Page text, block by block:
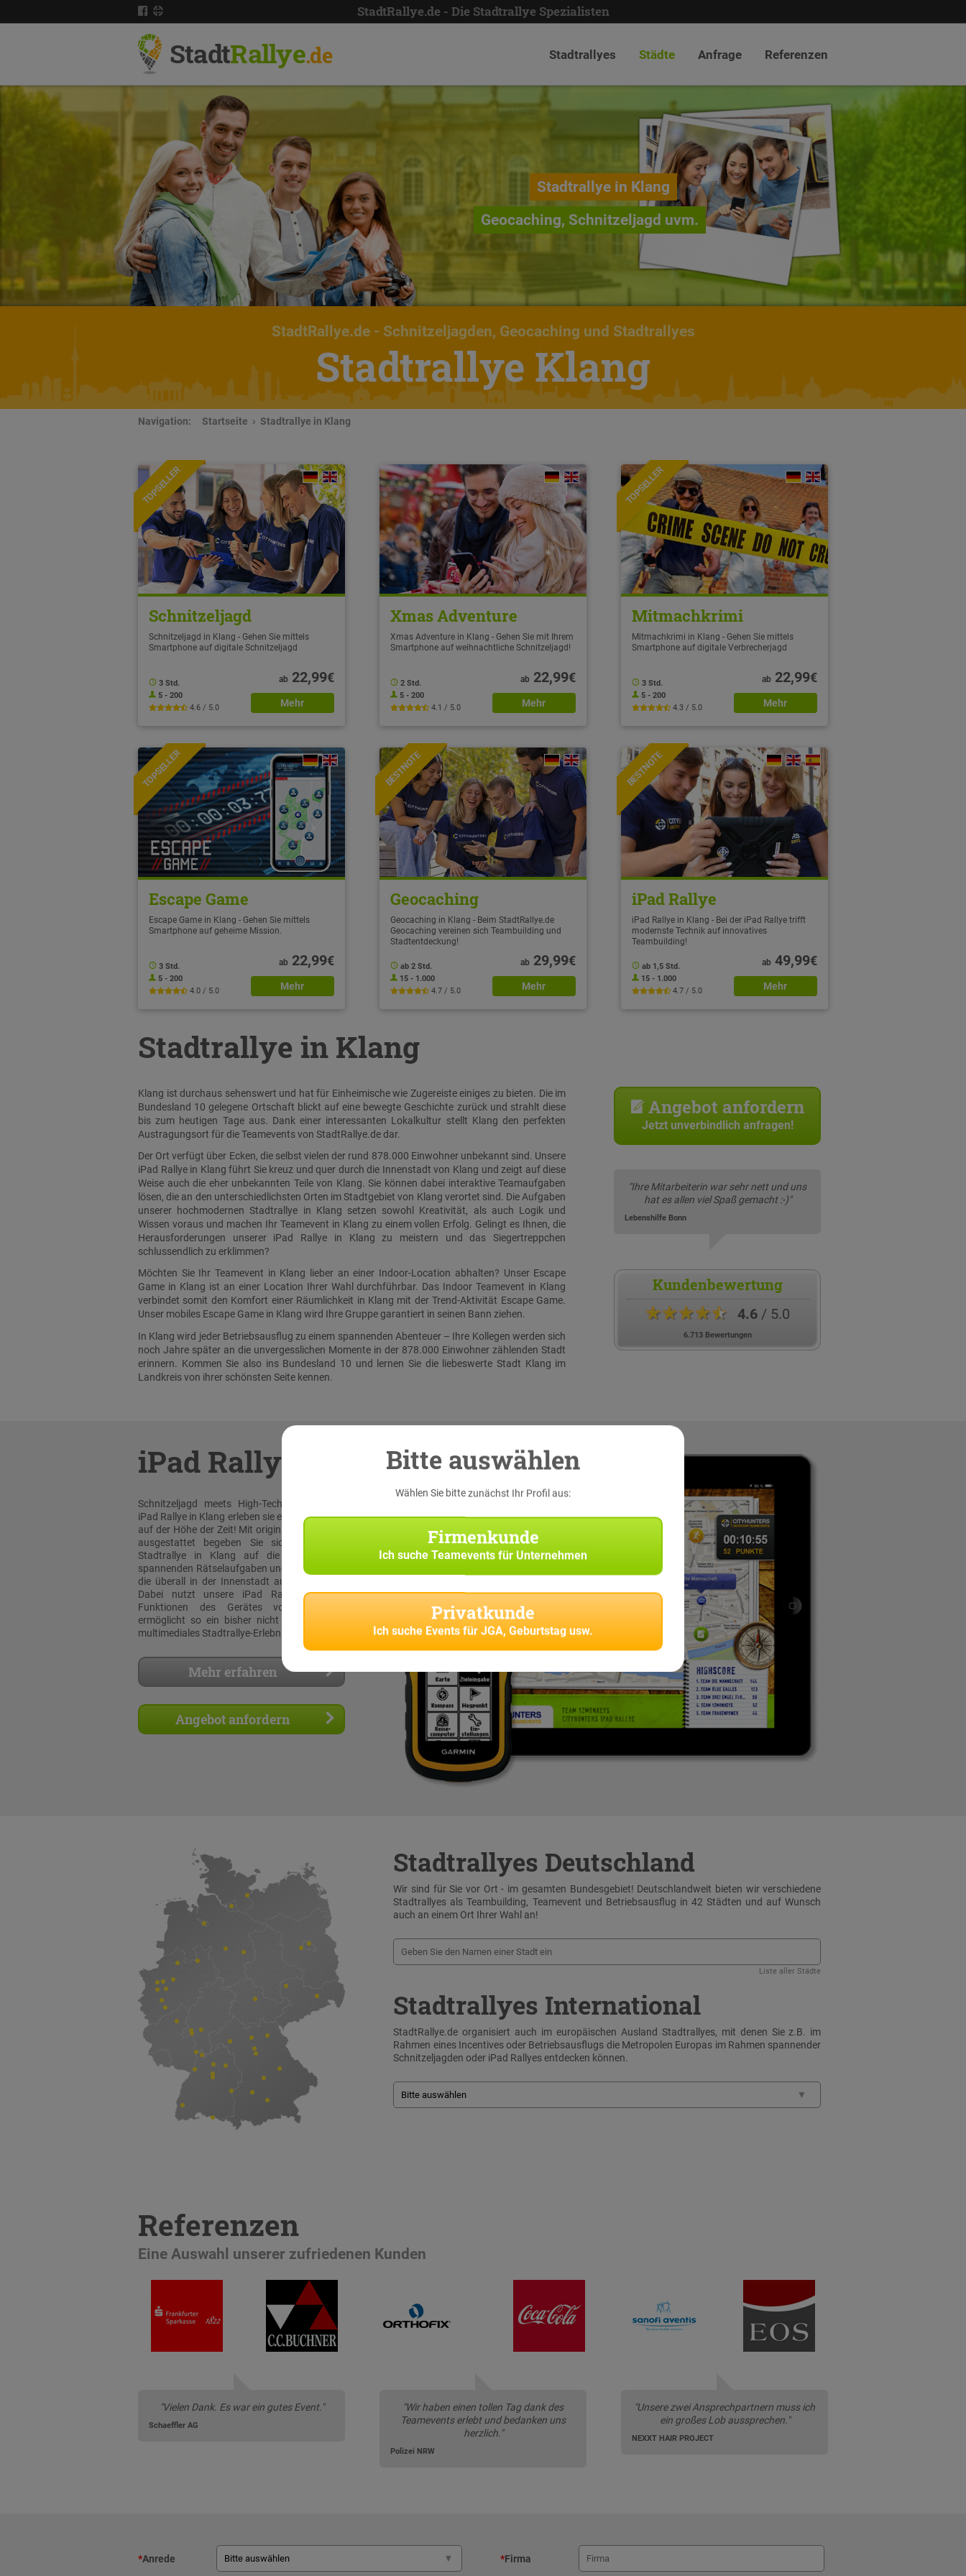
StadtRallye.de - Die Stadtrallye Spezialisten
StadtRallye.de Stadtrallyes Städte Anfrage Referenzen
Stadtrallye in Klang
Geocaching, Schnitzeljagd uvm.
StadtRallye.de- Schnitzeljagden, Geocaching und Stadtrallyes
Stadtrallye Klang
Navigation: Startseite Stadtrallye in Klang
TOPSELLER
Schnitzeljagd
Schnitzeljagd in Klang - Gehen Sie mittels
Smartphone auf digitale Schnitzeljagd
3 Std.
5 - 200
4.6 / 5.0
ab22,99€
Mehr
Xmas Adventure
Xmas Adventure in Klang - Gehen Sie mit Ihrem
Smartphone auf weihnachtliche Schnitzeljagd!
2 Std.
5 - 200
4.1 / 5.0
ab22,99€
Mehr
TOPSELLER
Mitmachkrimi
Mitmachkrimi in Klang - Gehen Sie mittels
Smartphone auf digitale Verbrecherjagd
3 Std.
5 - 200
4.3 / 5.0
ab22,99€
Mehr
NEU
TOPSELLER
Escape Game
Escape Game in Klang - Gehen Sie mittels
Smartphone auf geheime Mission.
3 Std.
5 - 200
4.0 / 5.0
ab22,99€
Mehr
BESTNOTE
Geocaching
Geocaching in Klang - Beim StadtRallye.de
Geocaching vereinen sich Teambuilding und
Stadtentdeckung!
ab 2 Std.
15 - 1.000
4.7 / 5.0
ab29,99€
Mehr
BESTNOTE
iPad Rallye
iPad Rallye in Klang - Bei der iPad Rallye trifft
modernste Technik auf innovatives
Teambuilding!
ab 1,5 Std.
15 - 1.000
4.7 / 5.0
ab49,99€
Mehr
Stadtrallye in Klang
Klang ist durchaus sehenswert und hat für Einheimische wie Zugereiste einiges zu bieten. Die im
Bundesland 10 gelegene Ortschaft blickt auf eine bewegte Geschichte zurück und strahlt diese
bis zum heutigen Tage aus. Dank einer interessanten Lokalkultur stellt Klang den perfekten
Austragungsort für die Teamevents von StadtRallye.de dar.
Der Ort verfügt über Ecken, die selbst vielen der rund 878.000 Einwohner unbekannt sind. Unsere
iPad Rallye in Klang führt Sie kreuz und quer durch die Innenstadt von Klang und zeigt auf diese
Weise auch die eher unbekannten Teile von Klang. Sie können dabei interaktive Teamaufgaben
lösen, die an den unterschiedlichsten Orten im Stadtgebiet von Klang verortet sind. Die Aufgaben
unserer hochmodernen Stadtrallye in Klang setzen sowohl Kreativität, als auch Logik und
Wissen voraus und machen Ihr Teamevent in Klang zu einem vollen Erfolg. Gelingt es Ihnen, die
Herausforderungen unserer iPad Rallye in Klang zu meistern und das Siegertreppchen
schlussendlich zu erklimmen?
Möchten Sie Ihr Teamevent in Klang lieber an einer Indoor-Location abhalten? Unser Escape
Game in Klang ist an einer Location Ihrer Wahl durchführbar. Das Indoor Teamevent in Klang
verbindet somit den Komfort einer Räumlichkeit in Klang mit der Trend-Aktivität Escape Game.
Unser mobiles Escape Game in Klang wird Ihre Gruppe garantiert in seinen Bann ziehen.
In Klang wird jeder Betriebsausflug zu einem spannenden Abenteuer – Ihre Kollegen werden sich
noch Jahre später an die unvergesslichen Momente in der 878.000 Einwohner zählenden Stadt
erinnern. Kommen Sie also ins Bundesland 10 und lernen Sie die liebeswerte Stadt Klang im
Landkreis von ihrer schönsten Seite kennen.
Angebot anfordern
Jetzt unverbindlich anfragen!
"Ihre Mitarbeiterin war sehr nett und uns
hat es allen viel Spaß gemacht :-)"
Lebenshilfe Bonn
Kundenbewertung
★★★★★ 4.6/ 5.0
6.713 Bewertungen
iPad Rallye
Schnitzeljagd meets High-Tech: Bei unserer
iPad Rallye in Klang erleben sie eine Stadtrallye
auf der Höhe der Zeit! Mit original Apple iPads
ausgestattet begeben Sie sich bei dieser
Stadtrallye in Klang auf die Suche nach
spannenden Rätselaufgaben und Team-Tasks,
die überall in der Innenstadt auf Sie warten.
Dabei nutzt unsere iPad Rallye App die
Funktionen des Gerätes voll aus und
ermöglicht so ein bisher nicht dagewesenes
multimediales Stadtrallye-Erlebnis!
Mehr erfahren
Angebot anfordern
Stadtrallyes Deutschland
Wir sind für Sie vor Ort - im gesamten Bundesgebiet! Deutschlandweit bieten wir verschiedene
Stadtrallyes als Teambuilding, Teamevent und Betriebsausflug in 42 Städten und auf Wunsch
auch an einem Ort Ihrer Wahl an!
Liste aller Städte
Stadtrallyes International
StadtRallye.de organisiert auch im europäischen Ausland Stadtrallyes, mit denen Sie z.B. im
Rahmen eines Incentives oder Betriebsausflugs die Metropolen Europas im Rahmen spannender
Schnitzeljagden oder iPad Rallyes entdecken können.
Referenzen
Eine Auswahl unserer zufriedenen Kunden
"Vielen Dank. Es war ein gutes Event."
Schaeffler AG
"Wir haben einen tollen Tag dank des
Teamevents erlebt und bedanken uns
herzlich."
Polizei NRW
"Unsere zwei Ansprechpartnern muss ich
ein großes Lob aussprechen."
NEXXT HAIR PROJECT
*Anrede *Firma
Bitte auswählen
Wählen Sie bitte zunächst Ihr Profil aus:
Firmenkunde
Ich suche Teamevents für Unternehmen
Privatkunde
Ich suche Events für JGA, Geburtstag usw.